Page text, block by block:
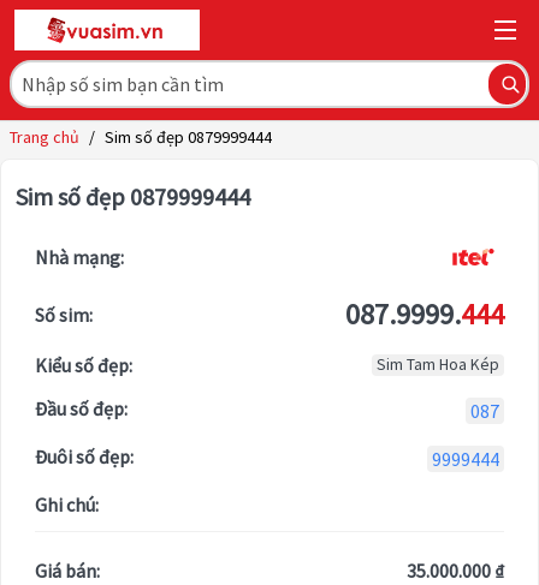
Trang chủ / Sim số đẹp 0879999444
Sim số đẹp 0879999444
Nhà mạng:
Số sim: 087.9999.444
Kiểu số đẹp: Sim Tam Hoa Kép
Đầu số đẹp:
087
Đuôi số đẹp:
9999444
Ghi chú:
Giá bán: 35.000.000 ₫